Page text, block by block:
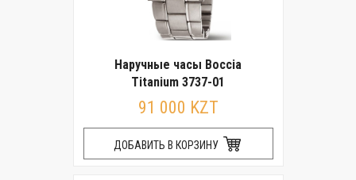
Наручные часы Boccia
Titanium 3737-01
91 000 KZT
ДОБАВИТЬ В КОРЗИНУ